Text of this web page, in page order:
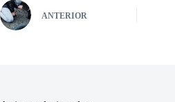
ANTERIOR